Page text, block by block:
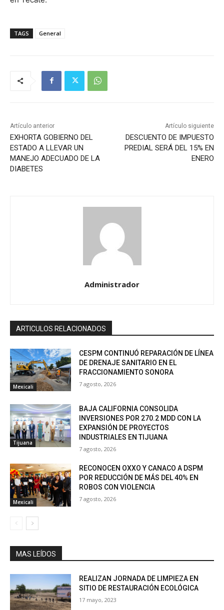
TAGS General
Artículo anterior
EXHORTA GOBIERNO DEL
ESTADO A LLEVAR UN
MANEJO ADECUADO DE LA
DIABETES
Artículo siguiente
DESCUENTO DE IMPUESTO
PREDIAL SERÁ DEL 15% EN
ENERO
Administrador
ARTICULOS RELACIONADOS
Mexicali
CESPM CONTINUÓ REPARACIÓN DE LÍNEA
DE DRENAJE SANITARIO EN EL
FRACCIONAMIENTO SONORA
7 agosto, 2026
Tijuana
BAJA CALIFORNIA CONSOLIDA
INVERSIONES POR 270.2 MDD CON LA
EXPANSIÓN DE PROYECTOS
INDUSTRIALES EN TIJUANA
7 agosto, 2026
Mexicali
RECONOCEN OXXO Y CANACO A DSPM
POR REDUCCIÓN DE MÁS DEL 40% EN
ROBOS CON VIOLENCIA
7 agosto, 2026
MAS LEÍDOS
REALIZAN JORNADA DE LIMPIEZA EN
SITIO DE RESTAURACIÓN ECOLÓGICA
17 mayo, 2023